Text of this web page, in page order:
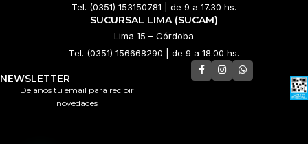
Tel. (0351) 153150781 | de 9 a 17.30 hs.
SUCURSAL LIMA (SUCAM)
Lima 15 – Córdoba
Tel. (0351) 156668290 | de 9 a 18.00 hs.
NEWSLETTER
Dejanos tu email para recibir
novedades